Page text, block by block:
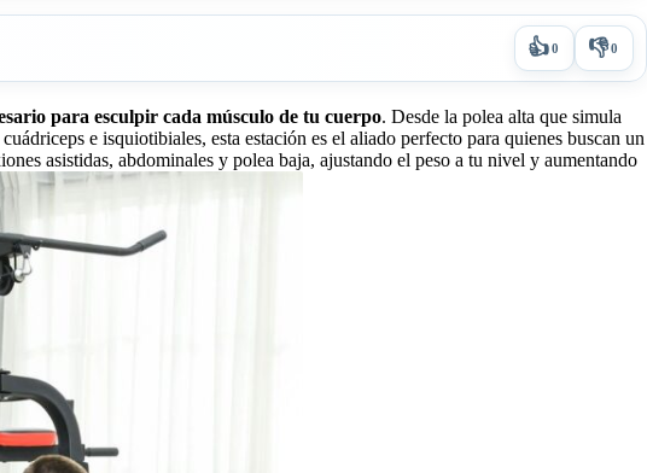
👍0 👎0
para esculpir cada músculo de tu cuerpo. Desde la polea alta que simula
e isquiotibiales, esta estación es el aliado perfecto para quienes buscan un
asistidas, abdominales y polea baja, ajustando el peso a tu nivel y aumentando